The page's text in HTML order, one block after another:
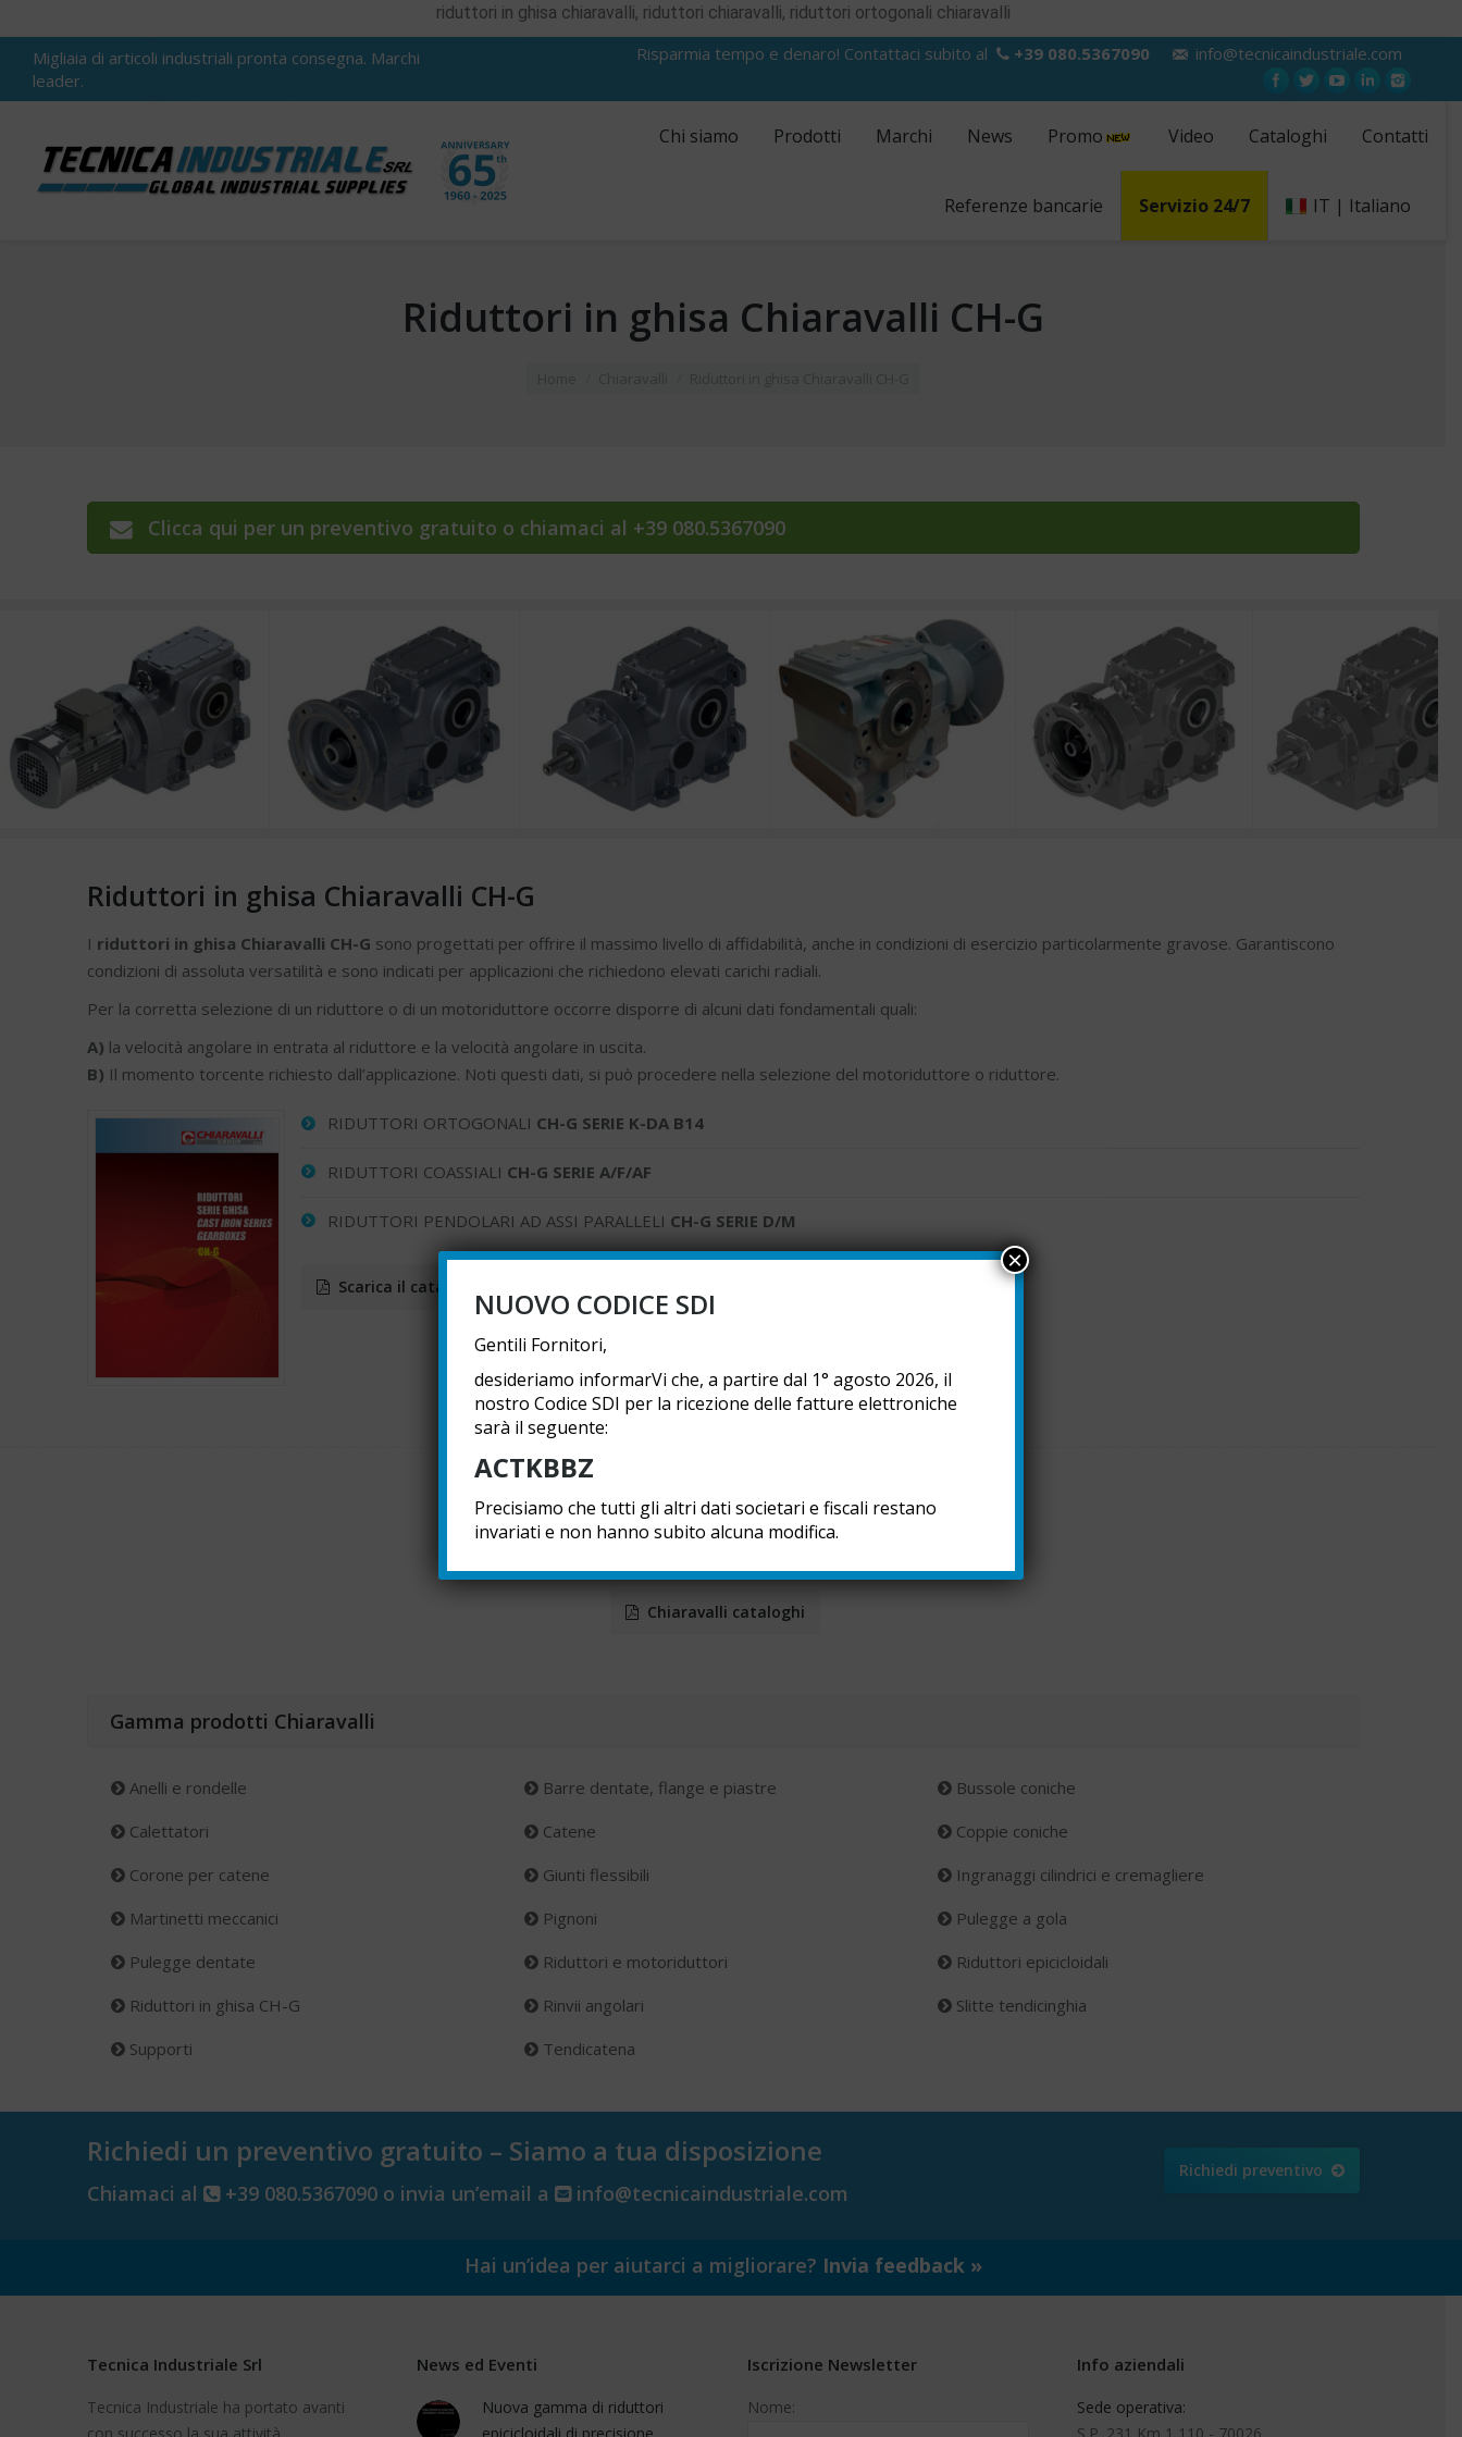
riduttori in ghisa chiaravalli, riduttori chiaravalli, riduttori ortogonali chiaravalli
Migliaia di articoli industriali pronta consegna. Marchi
leader.
Risparmia tempo e denaro! Contattaci subito al +39 080.5367090 info@tecnicaindustriale.com
Chi siamo Prodotti Marchi News Promo Video Cataloghi Contatti
Referenze bancarie Servizio 24/7 IT | Italiano
Riduttori in ghisa Chiaravalli CH-G
Clicca qui per un preventivo gratuito o chiamaci al +39 080.5367090
Riduttori in ghisa Chiaravalli CH-G
I riduttori in ghisa Chiaravalli CH-G sono progettati per offrire il massimo livello di affidabilità, anche in condizioni di esercizio particolarmente gravose. Garantiscono
condizioni di assoluta versatilità e sono indicati per applicazioni che richiedono elevati carichi radiali.
Per la corretta selezione di un riduttore o di un motoriduttore occorre disporre di alcuni dati fondamentali quali:
A) la velocità angolare in entrata al riduttore e la velocità angolare in uscita.
B) Il momento torcente richiesto dall’applicazione. Noti questi dati, si può procedere nella selezione del motoriduttore o riduttore.
RIDUTTORI ORTOGONALI CH-G SERIE K-DA B14
RIDUTTORI COASSIALI CH-G SERIE A/F/AF
RIDUTTORI PENDOLARI AD ASSI PARALLELI CH-G SERIE D/M
Scarica il catalogo
Chiaravalli cataloghi
Gamma prodotti Chiaravalli
Anelli e rondelle Barre dentate, flange e piastre
Bussole coniche
Calettatori
Catene
Coppie coniche
Corone per catene
Giunti flessibili
Ingranaggi cilindrici e cremagliere
Martinetti meccanici
Pignoni
Pulegge a gola
Pulegge dentate
Riduttori e motoriduttori
Riduttori epicicloidali
Riduttori in ghisa CH-G
Rinvii angolari
Slitte tendicinghia
Supporti
Tendicatena
Richiedi un preventivo gratuito – Siamo a tua disposizione
Chiamaci al +39 080.5367090 o invia un’email a info@tecnicaindustriale.com
Richiedi preventivo
Hai un’idea per aiutarci a migliorare? Invia feedback »
Tecnica Industriale Srl
Tecnica Industriale ha portato avanti
News ed Eventi
Nuova gamma di riduttori
Iscrizione Newsletter
Nome:
Info aziendali
Sede operativa:
NUOVO CODICE SDI
Gentili Fornitori,
desideriamo informarVi che, a partire dal 1° agosto 2026, il
nostro Codice SDI per la ricezione delle fatture elettroniche
sarà il seguente:
ACTKBBZ
Precisiamo che tutti gli altri dati societari e fiscali restano
invariati e non hanno subito alcuna modifica.
×